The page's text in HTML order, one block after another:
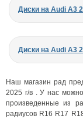
Диски на Audi A3
Диски на Audi A3
Наш магазин рад
2025 г/в . У нас
произведенные из
радиусов R16 R17